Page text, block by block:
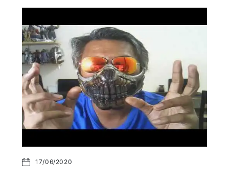
17/06/2020